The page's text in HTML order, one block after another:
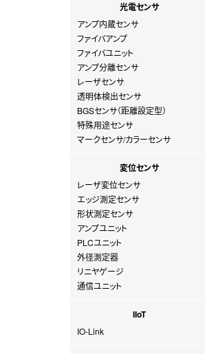
光電センサ
アンプ内蔵センサ
ファイバアンプ
ファイバユニット
アンプ分離センサ
レーザセンサ
透明体検出センサ
BGSセンサ（距離設定型）
特殊用途センサ
マークセンサ/カラーセンサ
変位センサ
レーザ変位センサ
エッジ測定センサ
形状測定センサ
アンプユニット
PLCユニット
外径測定器
リニヤゲージ
通信ユニット
IIoT
IO-Link